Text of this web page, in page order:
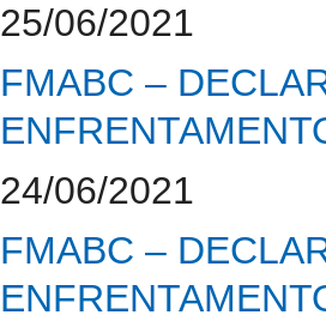
25/06/2021
FMABC –
24/06/2021
FMABC –